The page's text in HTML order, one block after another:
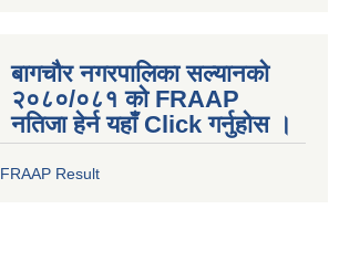
बागचौर नगरपालिका सल्यानको
२०८०/०८१ को FRAAP
नतिजा हेर्न यहाँ Click गर्नुहोस ।
FRAAP Result